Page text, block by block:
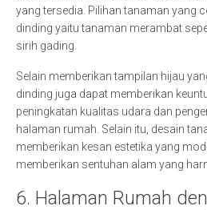
yang tersedia. Pilihan tanaman yang
dinding yaitu tanaman merambat
sirih gading.
Selain memberikan tampilan hijau
dinding juga dapat memberikan
peningkatan kualitas udara dan
halaman rumah. Selain itu, desain
memberikan kesan estetika yang
memberikan sentuhan alam yang
6. Halaman Rumah